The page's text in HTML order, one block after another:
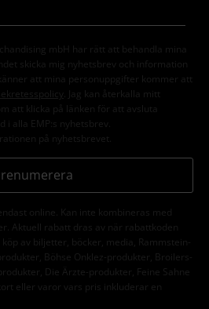
mbH har rätt att behandla mina
skicka mig nyhetsbrev och information
att mina personuppgifter kommer att
. Jag kan återkalla mitt
att klicka på länken för att avsluta
alla EMP:s nyhetsbrev.
på nyhetsbrevet.
online. Kan inte kombineras med
Aktuell rabatt dras av när rabattkoden
av biljetter, böcker, media, Rammstein-
Böhse Onklez-produkter, Broilers-
Die Ärzte-produkter, Feine Sahne
eller varor vars pris inkluderar en